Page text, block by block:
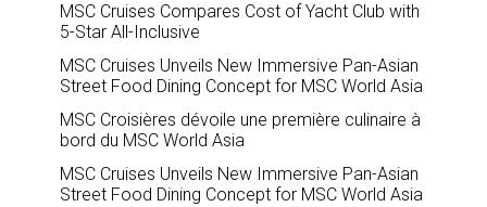
MSC Cruises Compares Cost of Yacht Club with
5-Star All-Inclusive
MSC Cruises Unveils New Immersive Pan-Asian
Street Food Dining Concept for MSC World Asia
MSC Croisières dévoile une première culinaire à
bord du MSC World Asia
MSC Cruises Unveils New Immersive Pan-Asian
Street Food Dining Concept for MSC World Asia